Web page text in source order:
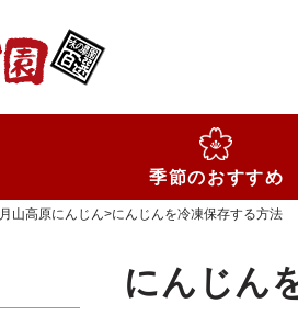
検索
季節のおすすめ
月山高原にんじん>にんじんを冷凍保存する方法
にんじん